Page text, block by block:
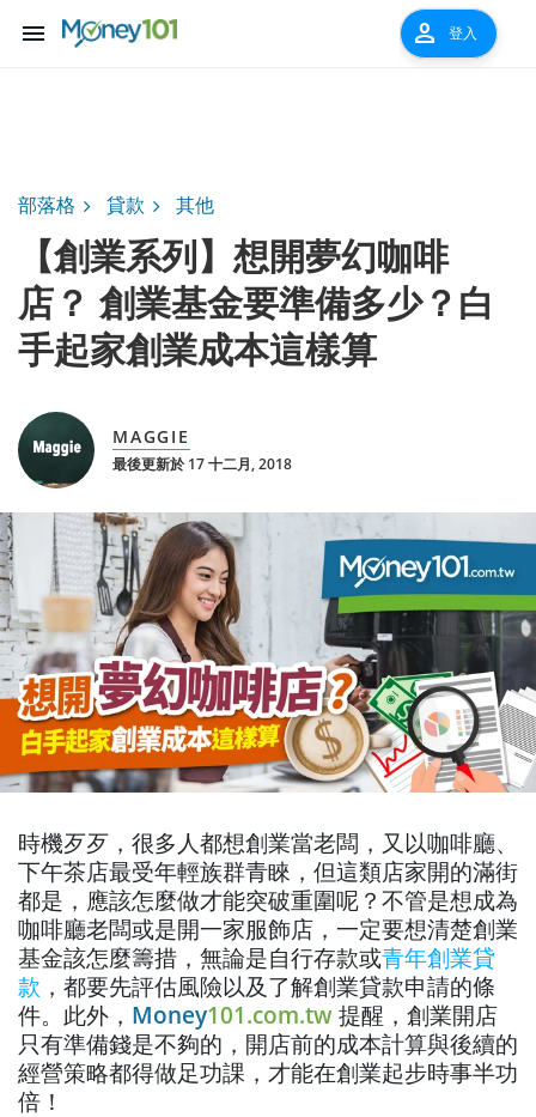
menu person 登入
部落格 貸款 其他
【創業系列】想開夢幻咖啡
店？ 創業基金要準備多少？白
手起家創業成本這樣算
MAGGIE
最後更新於 17 十二月, 2018
時機歹歹，很多人都想創業當老闆，又以咖啡廳、
下午茶店最受年輕族群青睞，但這類店家開的滿街
都是，應該怎麼做才能突破重圍呢？不管是想成為
咖啡廳老闆或是開一家服飾店，一定要想清楚創業
基金該怎麼籌措，無論是自行存款或青年創業貸
款 ，都要先評估風險以及了解創業貸款申請的條
件。此外， Money101.com.tw 提醒，創業開店
只有準備錢是不夠的，開店前的成本計算與後續的
經營策略都得做足功課，才能在創業起步時事半功
倍！